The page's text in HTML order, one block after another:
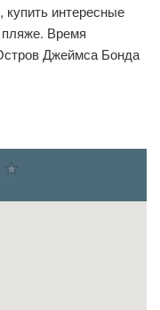
купить интересные
пляже. Время
Джеймса Бонда